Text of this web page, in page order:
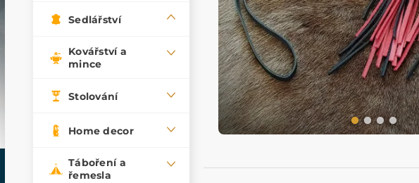
Sedlářství
Kovářství a
mince
Stolování
Home decor
Táboření a
řemesla